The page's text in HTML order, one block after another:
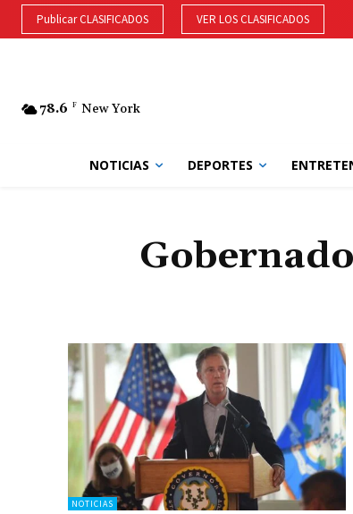
Publicar CLASIFICADOS VER LOS CLASIFICADOS
78.6 F New York
NOTICIAS DEPORTES
NOTICIAS